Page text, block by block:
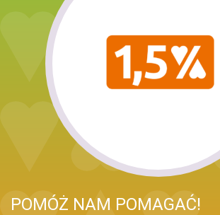
POMÓŻ NAM POMAGAĆ!